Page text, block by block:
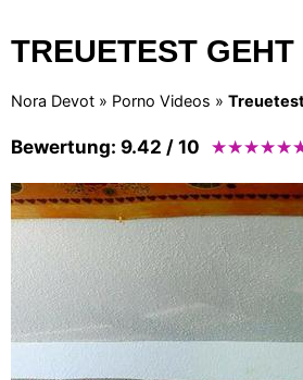
TREUETEST
Nora Devot » Porno Videos »
Bewertung: 9.42 / 10 ★★★★★